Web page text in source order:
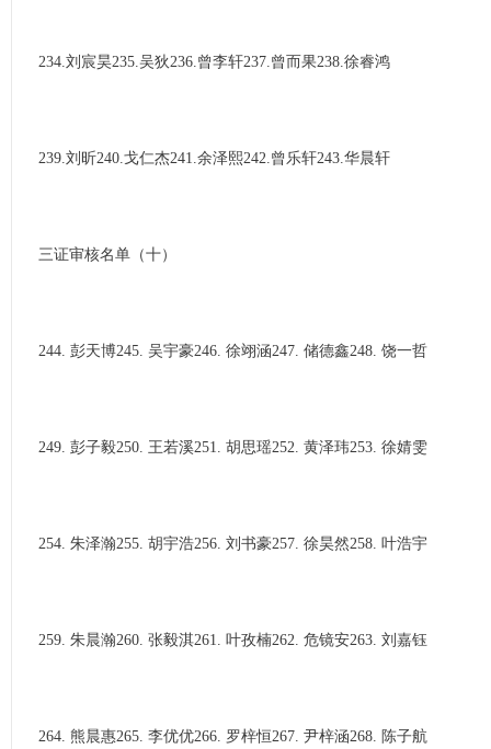
234.刘宸昊235.吴狄236.曾李轩237.曾而果238.徐睿鸿
239.刘昕240.戈仁杰241.余泽熙242.曾乐轩243.华晨轩
三证审核名单（十）
244. 彭天博245. 吴宇豪246. 徐翊涵247. 储德鑫248. 饶一哲
249. 彭子毅250. 王若溪251. 胡思瑶252. 黄泽玮253. 徐婧雯
254. 朱泽瀚255. 胡宇浩256. 刘书豪257. 徐昊然258. 叶浩宇
259. 朱晨瀚260. 张毅淇261. 叶孜楠262. 危镜安263. 刘嘉钰
264. 熊晨惠265. 李优优266. 罗梓恒267. 尹梓涵268. 陈子航